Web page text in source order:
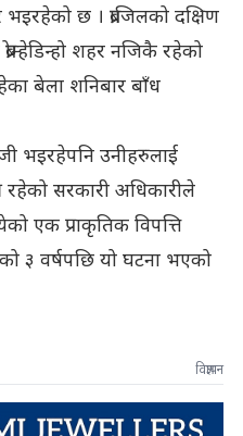
छ । ब्राजिलको दक्षिण
शहर नजिकै रहेको
बेला शनिबार बाँध
भइरहेपनि उनीहरुलाई
सरकारी अधिकारीले
एक प्राकृतिक विपत्ति
३ वर्षपछि यो घटना भएको
विज्ञापन